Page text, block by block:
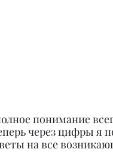
понимание
через цифры я
на все